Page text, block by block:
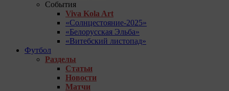
События
Viva Kola Art
«Солнцестояние-2025»
«Белорусская Эльба»
«Витебский листопад»
Футбол
Разделы
Статьи
Новости
Матчи